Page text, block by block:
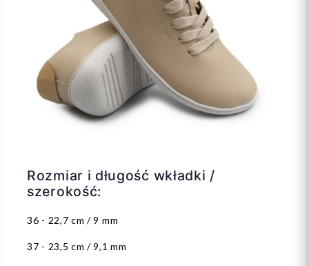
Rozmiar i długość wkładki /
szerokość:
36 - 22,7 cm / 9 mm
37 - 23,5 cm / 9,1 mm